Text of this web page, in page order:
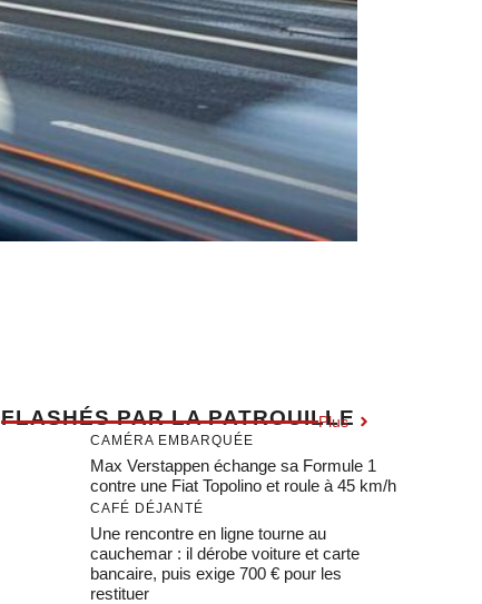
FLASHÉS PAR LA PATROUILLE
Plus
CAMÉRA EMBARQUÉE
Max Verstappen échange sa Formule 1
contre une Fiat Topolino et roule à 45 km/h
CAFÉ DÉJANTÉ
Une rencontre en ligne tourne au
cauchemar : il dérobe voiture et carte
bancaire, puis exige 700 € pour les
restituer